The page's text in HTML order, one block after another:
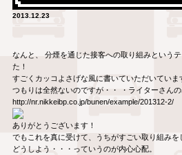
2013.12.23
なんと、 分煙を通じた接客への取り組みという
た！
すごくカッコよさげな風に書いていただいてい
つもりは全然ないのですが・・ ・ライターさんの
http://nr.nikkeibp.co.jp/bunen/example/201312-2/
ありがとうございます！
でもこれを真に受けて、うちがすごい取り組み
どうしよう・・・っていうのが内心心配。